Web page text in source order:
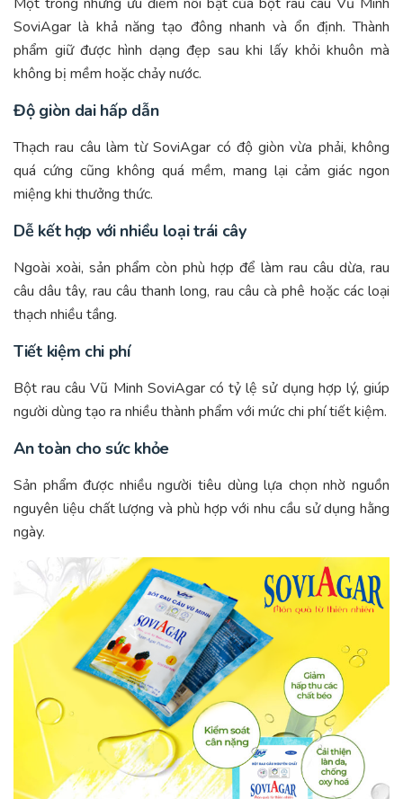
SoviAgar là khả năng tạo đông nhanh và ổn định. Thành
phẩm giữ được hình dạng đẹp sau khi lấy khỏi khuôn mà
không bị mềm hoặc chảy nước.
Độ giòn dai hấp dẫn
Thạch rau câu làm từ SoviAgar có độ giòn vừa phải, không
quá cứng cũng không quá mềm, mang lại cảm giác ngon
miệng khi thưởng thức.
Dễ kết hợp với nhiều loại trái cây
Ngoài xoài, sản phẩm còn phù hợp để làm rau câu dừa, rau
câu dâu tây, rau câu thanh long, rau câu cà phê hoặc các loại
thạch nhiều tầng.
Tiết kiệm chi phí
Bột rau câu Vũ Minh SoviAgar có tỷ lệ sử dụng hợp lý, giúp
người dùng tạo ra nhiều thành phẩm với mức chi phí tiết kiệm.
An toàn cho sức khỏe
Sản phẩm được nhiều người tiêu dùng lựa chọn nhờ nguồn
nguyên liệu chất lượng và phù hợp với nhu cầu sử dụng hằng
ngày.